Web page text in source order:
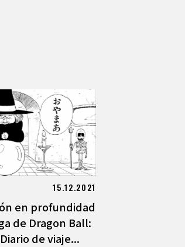
15.12.2021
en profundidad
de Dragon Ball:
de viaje...